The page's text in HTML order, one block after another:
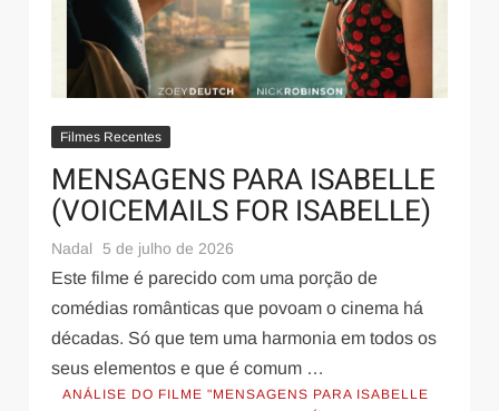
Filmes Recentes
MENSAGENS PARA ISABELLE
(VOICEMAILS FOR ISABELLE)
Nadal 5 de julho de 2026
Este filme é parecido com uma porção de
comédias românticas que povoam o cinema há
décadas. Só que tem uma harmonia em todos os
seus elementos e que é comum …
ANÁLISE DO FILME "MENSAGENS PARA ISABELLE